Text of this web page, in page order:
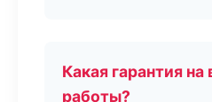
Какая гарантия
работы?